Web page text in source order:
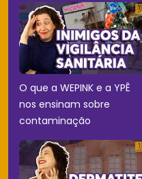
O que a WEPINK e a YPÊ
nos ensinam sobre
contaminação